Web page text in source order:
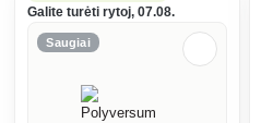
senesnėse dekoratyvinėse
Galite turėti rytoj, 07.08.
Saugiai